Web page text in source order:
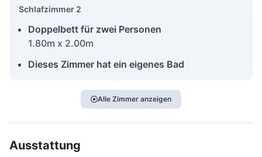
Schlafzimmer 2
Doppelbett für zwei Personen
1.80m x 2.00m
Dieses Zimmer hat ein eigenes Bad
Alle Zimmer anzeigen
Ausstattung